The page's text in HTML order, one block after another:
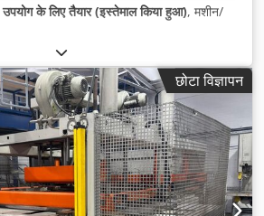
उपयोग के लिए तैयार (इस्तेमाल किया हुआ), मशीन/
छोटा विज्ञापन